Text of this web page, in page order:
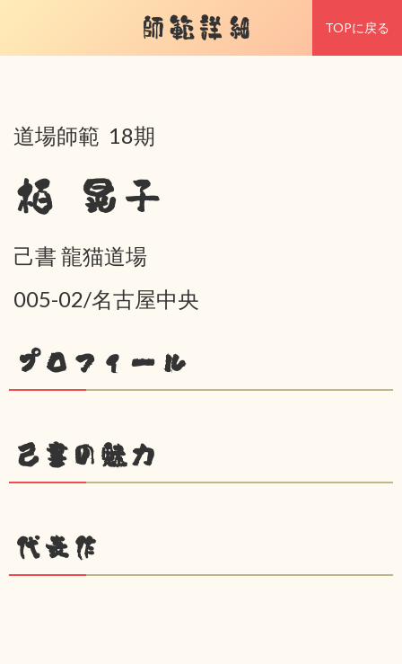
師範詳細 TOPに戻る
道場師範 18期
栢 晃子
己書 龍猫道場
005-02/名古屋中央
プロフィール
己書の魅力
代表作